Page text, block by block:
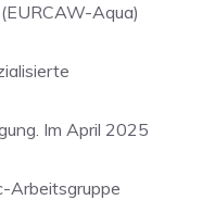
Aqua)
Im April 2025
Arbeitsgruppe